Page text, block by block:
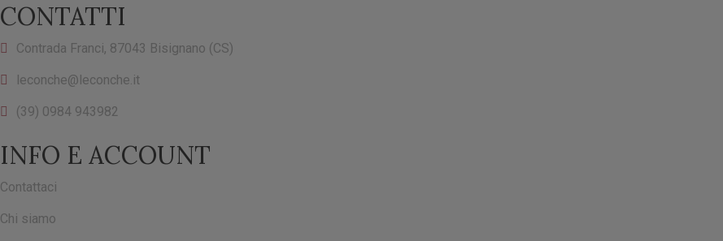
CONTATTI
Contrada Franci, 87043 Bisignano (CS)
leconche@leconche.it
(39) 0984 943982
INFO E ACCOUNT
Contattaci
Chi siamo